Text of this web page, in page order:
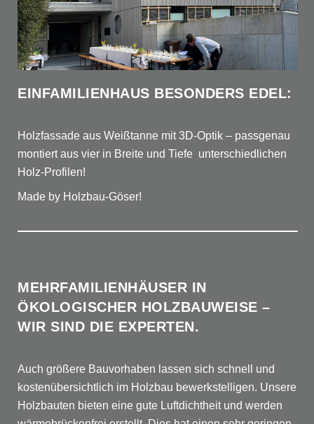
EINFAMILIENHAUS BESONDERS EDEL:
Holzfassade aus Weißtanne mit 3D-Optik – passgenau
montiert aus vier in Breite und Tiefe unterschiedlichen
Holz-Profilen!
Made by Holzbau-Göser!
MEHRFAMILIENHÄUSER IN
ÖKOLOGISCHER HOLZBAUWEISE –
WIR SIND DIE EXPERTEN.
Auch größere Bauvorhaben lassen sich schnell und
kostenübersichtlich im Holzbau bewerkstelligen. Unsere
Holzbauten bieten eine gute Luftdichtheit und werden